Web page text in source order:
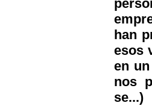
han
esos
en
nos
se...)